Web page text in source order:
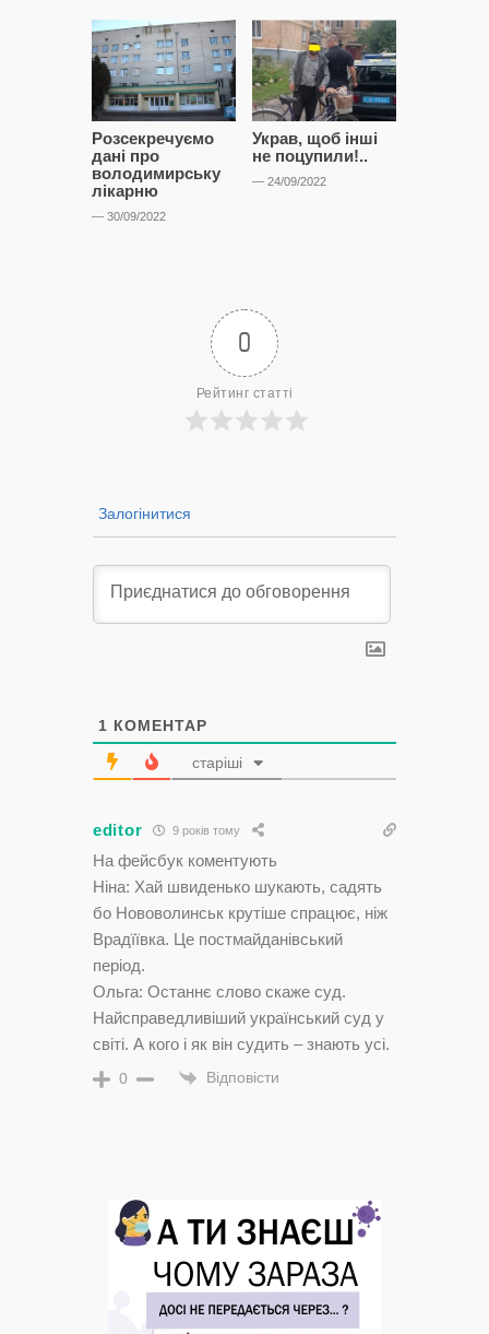
Розсекречуємо
дані про
володимирську
лікарню
— 30/09/2022
Украв, щоб інші
не поцупили!..
— 24/09/2022
0
Рейтинг статті
Залогінитися
1 КОМЕНТАР
старіші
editor 9 років тому
На фейсбук коментують
Ніна: Хай швиденько шукають, садять
бо Нововолинськ крутіше спрацює, ніж
Врадїївка. Це постмайданівський
період.
Ольга: Останнє слово скаже суд.
Найсправедливіший український суд у
світі. А кого і як він судить – знають усі.
0 Відповісти